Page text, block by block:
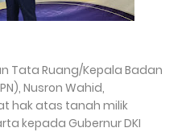
Tata Ruang/Kepala Badan
Nusron Wahid,
hak atas tanah milik
kepada Gubernur DKI